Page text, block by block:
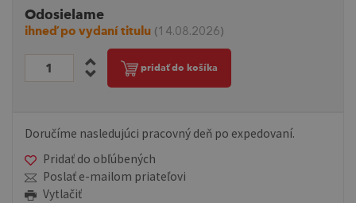
Odosielame
ihneď po vydaní titulu (14.08.2026)
pridať do košíka
Doručíme nasledujúci pracovný deň po expedovaní.
Pridať do obľúbených
Poslať e-mailom priateľovi
Vytlačiť